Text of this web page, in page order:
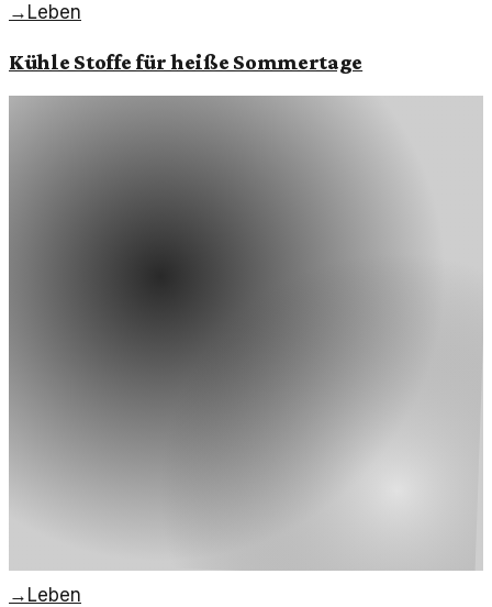
→ Leben
Kühle Stoffe für heiße Sommertage
→ Leben